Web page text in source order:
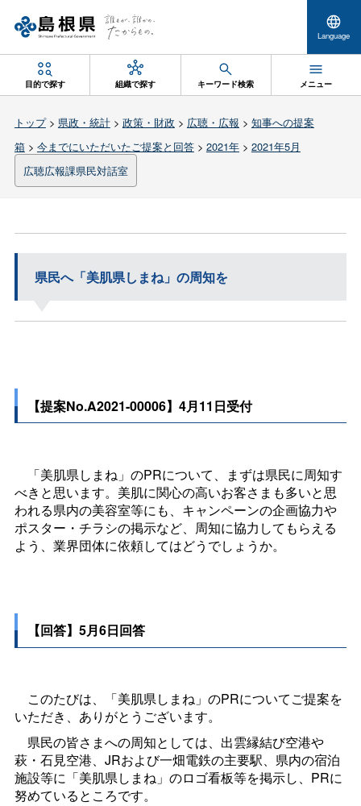
Language
目的で探す 組織で探す キーワード検索 メニュー
トップ> 県政・統計> 政策・財政 > 広聴・広報 > 知事への提案
箱> 今までにいただいたご提案と回答> 2021年> 2021年5月
広聴広報課県民対話室
県民へ「美肌県しまね」の周知を
【提案No.A2021-00006】4月11日受付
「美肌県しまね」のPRについて、まずは県民に周知す
べきと思います。美肌に関心の高いお客さまも多いと思
われる県内の美容室等にも、キャンペーンの企画協力や
ポスター・チラシの掲示など、周知に協力してもらえる
よう、業界団体に依頼してはどうでしょうか。
【回答】5月6日回答
このたびは、「美肌県しまね」のPRについてご提案を
いただき、ありがとうございます。
県民の皆さまへの周知としては、出雲縁結び空港や
萩・石見空港、JRおよび一畑電鉄の主要駅、県内の宿泊
施設等に「美肌県しまね」のロゴ看板等を掲示し、PRに
努めているところです。